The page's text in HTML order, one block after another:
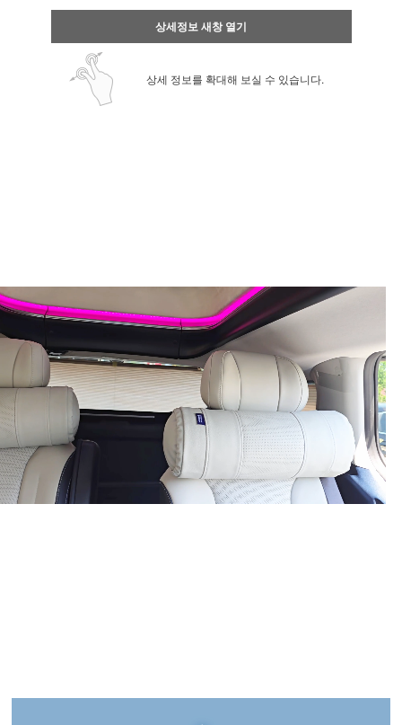
상세정보 새창 열기
상세 정보를 확대해 보실 수 있습니다.